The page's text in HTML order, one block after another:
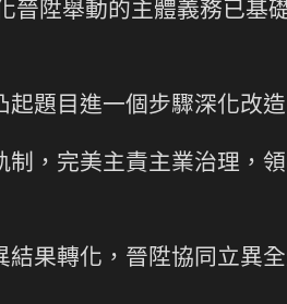
晉陞舉動的主體義務已基
題目進一個步驟深化改造
，完美主責主業治理，
果轉化，晉陞協同立異全